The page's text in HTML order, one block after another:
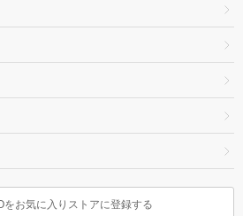
をお気に入りストアに登録する